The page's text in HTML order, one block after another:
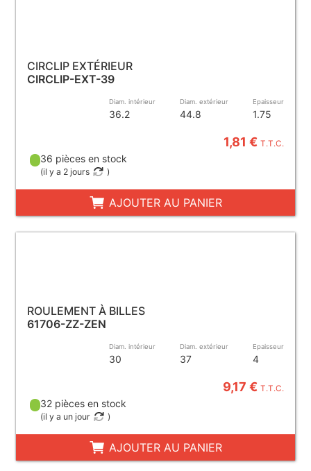
CIRCLIP EXTÉRIEUR
CIRCLIP-EXT-39
Diam. intérieur
36.2
Diam. extérieur
44.8
Epaisseur
1.75
1,81 €T.T.C.
36 pièces en stock
(il y a 2 jours )
AJOUTER AU PANIER
ROULEMENT À BILLES
61706-ZZ-ZEN
Diam. intérieur
30
Diam. extérieur
37
Epaisseur
4
9,17 €T.T.C.
32 pièces en stock
(il y a un jour )
AJOUTER AU PANIER